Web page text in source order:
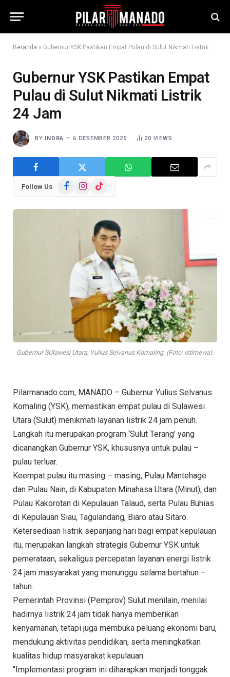
Beranda » Gubernur YSK Pastikan Empat Pulau di Sulut Nikmati Listrik 24 Jam
Gubernur YSK Pastikan Empat
Pulau di Sulut Nikmati Listrik
24 Jam
BY INDRA 6 DESEMBER 2025 20 VIEWS
Follow Us FacebookInstagram
TikTok
Gubernur SUlawesi Utara, Yulius Selvanus Komaling. (Foto: istimewa).
Pilarmanado.com, MANADO – Gubernur Yulius Selvanus
Komaling (YSK), memastikan empat pulau di Sulawesi
Utara (Sulut) menikmati layanan listrik 24 jam penuh.
Langkah itu merupakan program ‘Sulut Terang’ yang
dicanangkan Gubernur YSK, khususnya untuk pulau –
pulau terluar.
Keempat pulau itu masing – masing, Pulau Mantehage
dan Pulau Nain, di Kabupaten Minahasa Utara (Minut), dan
Pulau Kakorotan di Kepulauan Talaud, serta Pulau Buhias
di Kepulauan Siau, Tagulandang, Biaro atau Sitaro.
Ketersediaan listrik sepanjang hari bagi empat kepulauan
itu, merupakan langkah strategis Gubernur YSK untuk
pemerataan, sekaligus percepatan layanan energi listrik
24 jam masyarakat yang menunggu selama bertahun –
tahun.
Pemerintah Provinsi (Pemprov) Sulut menilain, menilai
hadirnya listrik 24 jam tidak hanya memberikan
kenyamanan, tetapi juga membuka peluang ekonomi baru,
mendukung aktivitas pendidikan, serta meningkatkan
kualitas hidup masyarakat kepulauan.
“Implementasi program ini diharapkan menjadi tonggak